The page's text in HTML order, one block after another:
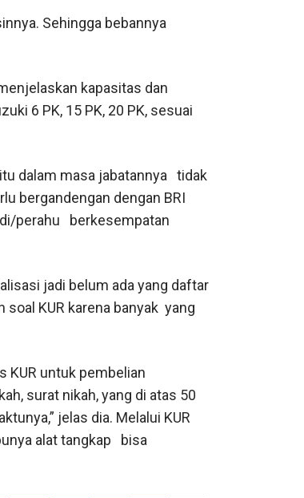
Sehingga bebannya
kapasitas dan
6 PK, 15 PK, 20 PK, sesuai
dalam masa jabatannya tidak
bergandengan dengan BRI
perahu berkesempatan
jadi belum ada yang daftar
KUR karena banyak yang
KUR untuk pembelian
surat nikah, yang di atas 50
jelas dia. Melalui KUR
alat tangkap bisa